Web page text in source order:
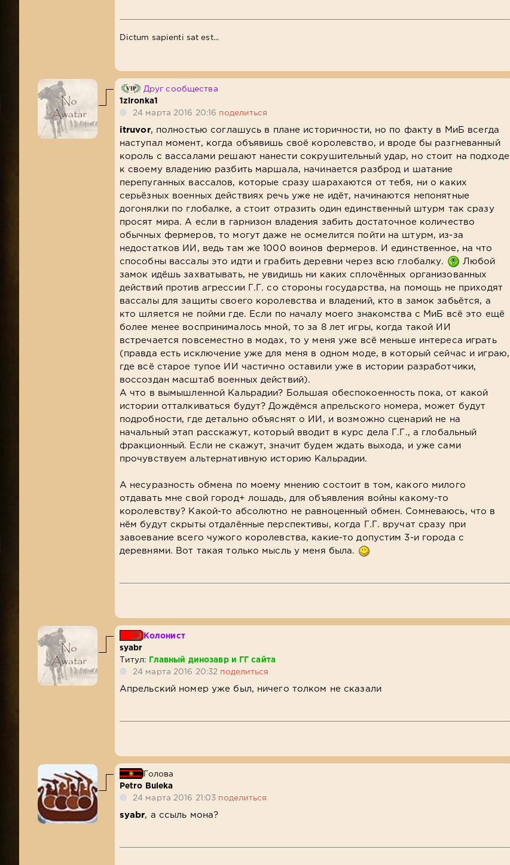
Dictum sapienti sat est...
Друг сообщества
1zironka1
24 марта 2016 20:16 поделиться
itruvor, полностью соглашусь в плане историчности, но по факту в МиБ всегда
наступал момент, когда объявишь своё королевство, и вроде бы разгневанный
король с вассалами решают нанести сокрушительный удар, но стоит на подходе
к своему владению разбить маршала, начинается разброд и шатание
перепуганных вассалов, которые сразу шарахаются от тебя, ни о каких
серьёзных военных действиях речь уже не идёт, начинаются непонятные
догонялки по глобалке, а стоит отразить один единственный штурм так сразу
просят мира. А если в гарнизон владения забить достаточное количество
обычных фермеров, то могут даже не осмелится пойти на штурм, из-за
недостатков ИИ, ведь там же 1000 воинов фермеров. И единственное, на что
способны вассалы это идти и грабить деревни через всю глобалку.
Любой
замок идёшь захватывать, не увидишь ни каких сплочённых организованных
действий против агрессии Г.Г. со стороны государства, на помощь не приходят
вассалы для защиты своего королевства и владений, кто в замок забьётся, а
кто шляется не пойми где. Если по началу моего знакомства с МиБ всё это ещё
более менее воспринималось мной, то за 8 лет игры, когда такой ИИ
встречается повсеместно в модах, то у меня уже всё меньше интереса играть
(правда есть исключение уже для меня в одном моде, в который сейчас и играю,
где всё старое тупое ИИ частично оставили уже в истории разработчики,
воссоздан масштаб военных действий).
А что в вымышленной Кальрадии? Большая обеспокоенность пока, от какой
истории отталкиваться будут? Дождёмся апрельского номера, может будут
подробности, где детально объяснят о ИИ, и возможно сценарий не на
начальный этап расскажут, который вводит в курс дела Г.Г., а глобальный
фракционный. Если не скажут, значит будем ждать выхода, и уже сами
прочувствуем альтернативную историю Кальрадии.
А несуразность обмена по моему мнению состоит в том, какого милого
отдавать мне свой город+ лошадь, для объявления войны какому-то
королевству? Какой-то абсолютно не равноценный обмен. Сомневаюсь, что в
нём будут скрыты отдалённые перспективы, когда Г.Г. вручат сразу при
завоевание всего чужого королевства, какие-то допустим 3-и города с
деревнями. Вот такая только мысль у меня была.
Колонист
syabr
Титул:
Главный динозавр и ГГ сайта
24 марта 2016 20:32 поделиться
Апрельский номер уже был, ничего толком не сказали
Голова
Petro Buleka
24 марта 2016 21:03 поделиться
syabr, а ссыль мона?